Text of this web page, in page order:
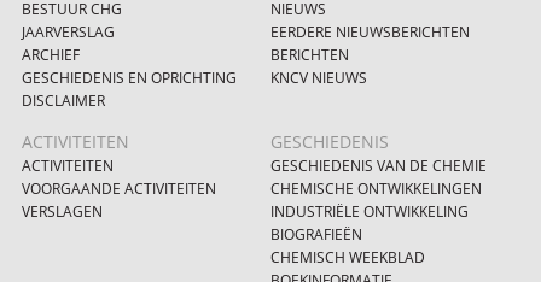
BESTUUR CHG
JAARVERSLAG
ARCHIEF
GESCHIEDENIS EN OPRICHTING
DISCLAIMER
NIEUWS
EERDERE NIEUWSBERICHTEN
BERICHTEN
KNCV NIEUWS
ACTIVITEITEN
ACTIVITEITEN
VOORGAANDE ACTIVITEITEN
VERSLAGEN
GESCHIEDENIS
GESCHIEDENIS VAN DE CHEMIE
CHEMISCHE ONTWIKKELINGEN
INDUSTRIËLE ONTWIKKELING
BIOGRAFIEËN
CHEMISCH WEEKBLAD